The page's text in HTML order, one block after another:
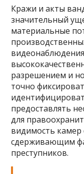
Кражи и акты
значительный
материальные
разрешением и
точно
предоставлять
для
видимость камер
сдерживающим
преступников.